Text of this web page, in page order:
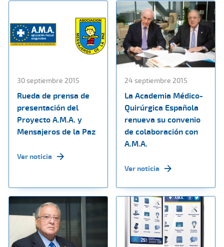
30 septiembre 2015
Rueda de prensa de
presentación del
Proyecto A.M.A. y
Mensajeros de la Paz
Ver noticia
24 septiembre 2015
La Academia Médico-
Quirúrgica Española
renueva su convenio
de colaboración con
A.M.A.
Ver noticia